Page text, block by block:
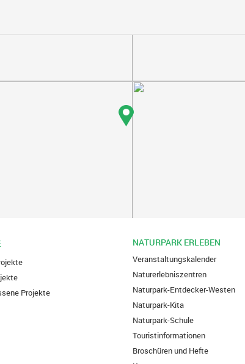
Projekte
NATURPARK ERLEBEN
Veranstaltungskalender
Naturerlebniszentren
Naturpark-Entdecker-Westen
Naturpark-Kita
Naturpark-Schule
Touristinformationen
Broschüren und Hefte